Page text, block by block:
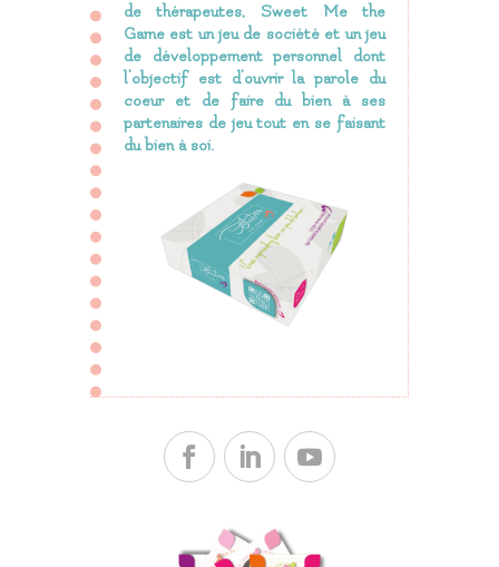
de thérapeutes, Sweet Me the
Game est un jeu de société et un jeu
de développement personnel dont
l’objectif est d’ouvrir la parole du
coeur et de faire du bien à ses
partenaires de jeu tout en se faisant
du bien à soi.